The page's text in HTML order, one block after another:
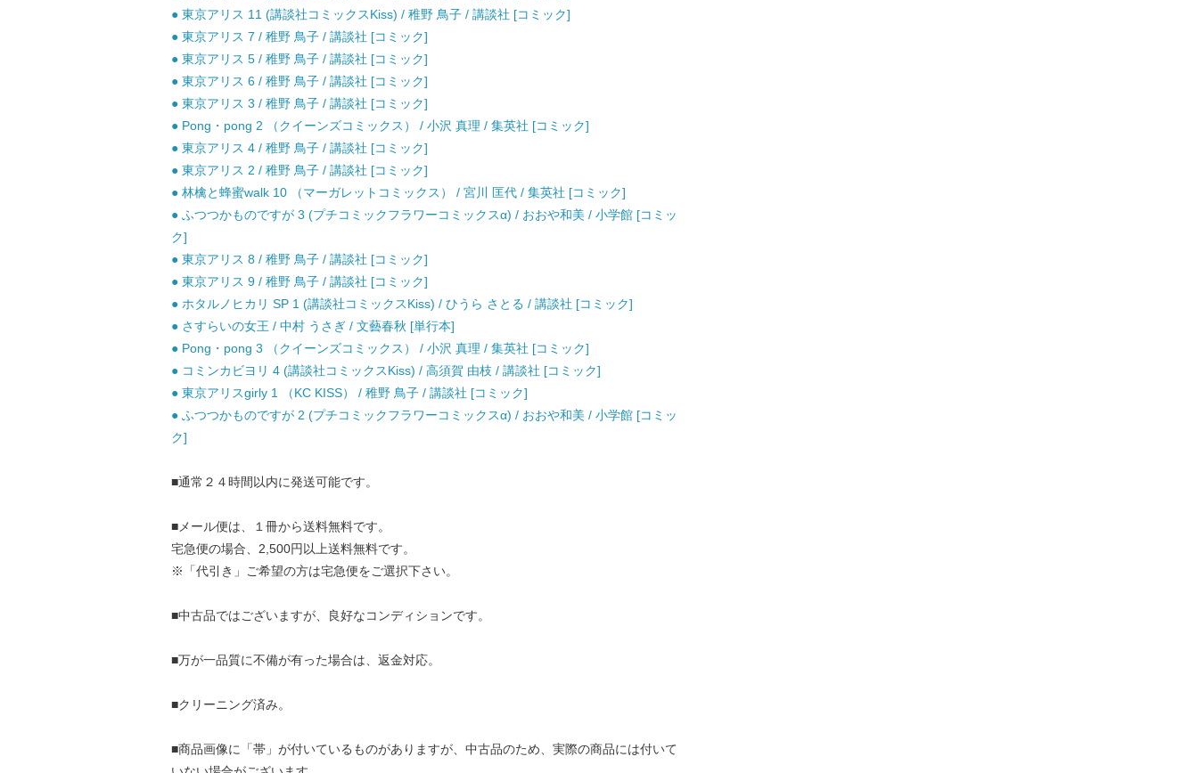
● 東京アリス 11 (講談社コミックスKiss) / 稚野 鳥子 / 講談社 [コミック]
● 東京アリス 7 / 稚野 鳥子 / 講談社 [コミック]
● 東京アリス 5 / 稚野 鳥子 / 講談社 [コミック]
● 東京アリス 6 / 稚野 鳥子 / 講談社 [コミック]
● 東京アリス 3 / 稚野 鳥子 / 講談社 [コミック]
● Pong・pong 2 （クイーンズコミックス） / 小沢 真理 / 集英社 [コミック]
● 東京アリス 4 / 稚野 鳥子 / 講談社 [コミック]
● 東京アリス 2 / 稚野 鳥子 / 講談社 [コミック]
● 林檎と蜂蜜walk 10 （マーガレットコミックス） / 宮川 匡代 / 集英社 [コミック]
● ふつつかものですが 3 (プチコミックフラワーコミックスα) / おおや和美 / 小学館 [コミッ
ク]
● 東京アリス 8 / 稚野 鳥子 / 講談社 [コミック]
● 東京アリス 9 / 稚野 鳥子 / 講談社 [コミック]
● ホタルノヒカリ SP 1 (講談社コミックスKiss) / ひうら さとる / 講談社 [コミック]
● さすらいの女王 / 中村 うさぎ / 文藝春秋 [単行本]
● Pong・pong 3 （クイーンズコミックス） / 小沢 真理 / 集英社 [コミック]
● コミンカビヨリ 4 (講談社コミックスKiss) / 高須賀 由枝 / 講談社 [コミック]
● 東京アリスgirly 1 （KC KISS） / 稚野 鳥子 / 講談社 [コミック]
● ふつつかものですが 2 (プチコミックフラワーコミックスα) / おおや和美 / 小学館 [コミッ
ク]
■通常２４時間以内に発送可能です。
■メール便は、１冊から送料無料です。
宅急便の場合、2,500円以上送料無料です。
※「代引き」ご希望の方は宅急便をご選択下さい。
■中古品ではございますが、良好なコンディションです。
■万が一品質に不備が有った場合は、返金対応。
■クリーニング済み。
■商品画像に「帯」が付いているものがありますが、中古品のため、実際の商品には付いて